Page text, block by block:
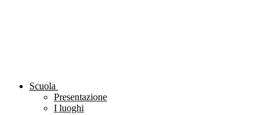
Scuola
Presentazione
I luoghi